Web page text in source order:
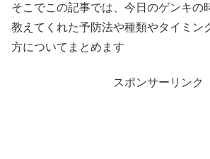
そこでこの記事では、今日のゲンキの
教えてくれた予防法や種類やタイミン
方についてまとめます
スポンサーリンク